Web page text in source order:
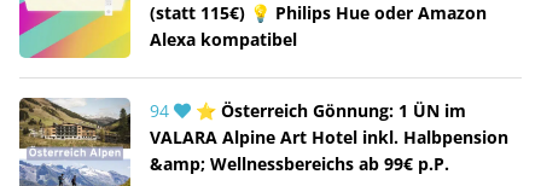
(statt 115€) 💡 Philips Hue oder Amazon
Alexa kompatibel
94
⭐ Österreich Gönnung: 1 ÜN im
VALARA Alpine Art Hotel inkl. Halbpension
&amp; Wellnessbereichs ab 99€ p.P.